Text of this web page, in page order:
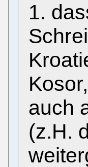
1.
auch
(z.H.